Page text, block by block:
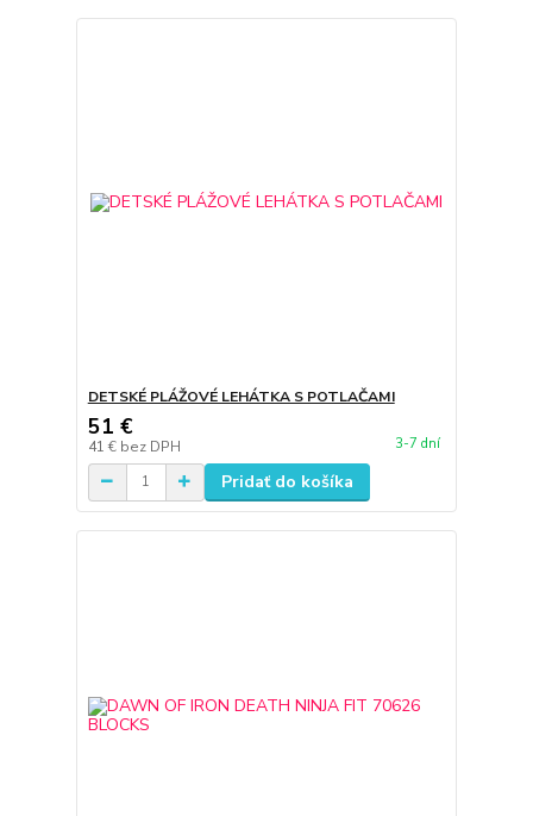
DETSKÉ PLÁŽOVÉ LEHÁTKA S POTLAČAMI
51 €
41 € bez DPH 3-7 dní
Pridať do košíka